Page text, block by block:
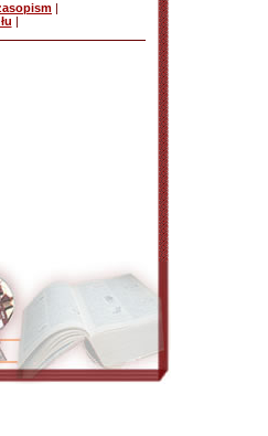
|
|